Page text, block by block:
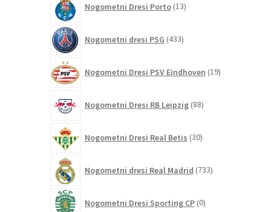
Nogometni Dresi Porto 13izdelkov
Nogometni dresi PSG 433izdelkov
Nogometni Dresi PSV Eindhoven 19izdelkov
Nogometni Dresi RB Leipzig 88izdelkov
Nogometni Dresi Real Betis 30izdelkov
Nogometni dresi Real Madrid 733izdelkov
Nogometni Dresi Sporting CP 0izdelkov